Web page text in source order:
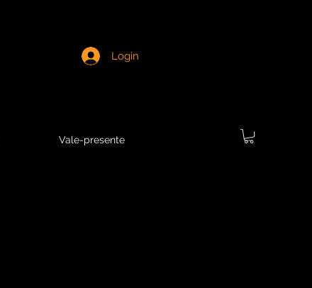
Login
Vale-presente